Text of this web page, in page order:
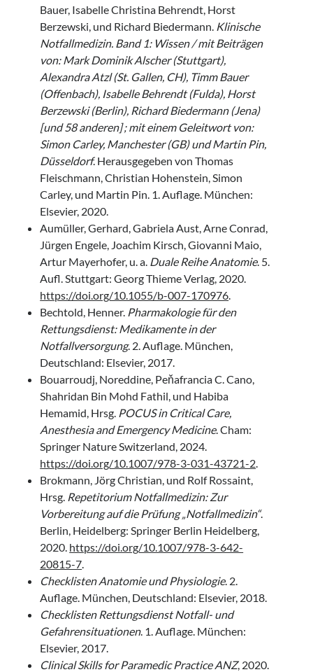
Bauer, Isabelle Christina Behrendt, Horst
Berzewski, und Richard Biedermann. Klinische
Notfallmedizin. Band 1: Wissen / mit Beiträgen
von: Mark Dominik Alscher (Stuttgart),
Alexandra Atzl (St. Gallen, CH), Timm Bauer
(Offenbach), Isabelle Behrendt (Fulda), Horst
Berzewski (Berlin), Richard Biedermann (Jena)
[und 58 anderen] ; mit einem Geleitwort von:
Simon Carley, Manchester (GB) und Martin Pin,
Düsseldorf. Herausgegeben von Thomas
Fleischmann, Christian Hohenstein, Simon
Carley, und Martin Pin. 1. Auflage. München:
Elsevier, 2020.
Aumüller, Gerhard, Gabriela Aust, Arne Conrad,
Jürgen Engele, Joachim Kirsch, Giovanni Maio,
Artur Mayerhofer, u. a. Duale Reihe Anatomie. 5.
Aufl. Stuttgart: Georg Thieme Verlag, 2020.
https://doi.org/10.1055/b-007-170976.
Bechtold, Henner. Pharmakologie für den
Rettungsdienst: Medikamente in der
Notfallversorgung. 2. Auflage. München,
Deutschland: Elsevier, 2017.
Bouarroudj, Noreddine, Peňafrancia C. Cano,
Shahridan Bin Mohd Fathil, und Habiba
Hemamid, Hrsg. POCUS in Critical Care,
Anesthesia and Emergency Medicine. Cham:
Springer Nature Switzerland, 2024.
https://doi.org/10.1007/978-3-031-43721-2.
Brokmann, Jörg Christian, und Rolf Rossaint,
Hrsg. Repetitorium Notfallmedizin: Zur
Vorbereitung auf die Prüfung „Notfallmedizin“.
Berlin, Heidelberg: Springer Berlin Heidelberg,
2020. https://doi.org/10.1007/978-3-642-
20815-7.
Checklisten Anatomie und Physiologie. 2.
Auflage. München, Deutschland: Elsevier, 2018.
Checklisten Rettungsdienst Notfall- und
Gefahrensituationen. 1. Auflage. München:
Elsevier, 2017.
Clinical Skills for Paramedic Practice ANZ, 2020.